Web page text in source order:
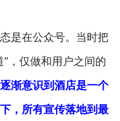
是在公众号。当时把
，仅做和用户之间的
渐意识到酒店是一个
，所有宣传落地到最